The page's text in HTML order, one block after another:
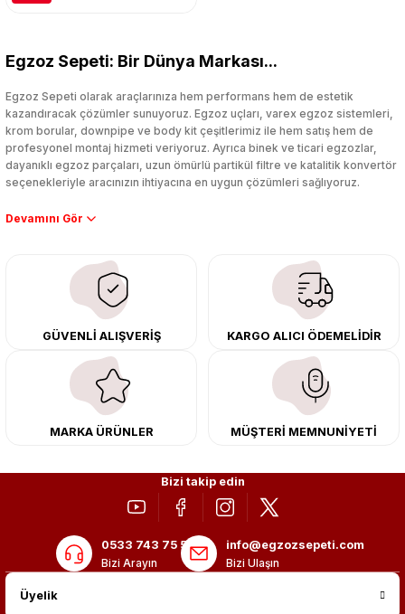
Egzoz Sepeti: Bir Dünya Markası...
Egzoz Sepeti olarak araçlarınıza hem performans hem de estetik
kazandıracak çözümler sunuyoruz. Egzoz uçları, varex egzoz sistemleri,
krom borular, downpipe ve body kit çeşitlerimiz ile hem satış hem de
profesyonel montaj hizmeti veriyoruz. Ayrıca binek ve ticari egzozlar,
dayanıklı egzoz parçaları, uzun ömürlü partikül filtre ve katalitik konvertör
seçenekleriyle aracınızın ihtiyacına en uygun çözümleri sağlıyoruz.
Performans artışı isteyen sürücüler için özel performans egzozları ve
çıkma orijinal ürünler ile yenileyebilir, body kit uygulamalarıyla aracınızın
tasarımını ve aerodinamisini üst seviyeye taşıyabilirsiniz.
Tüm ürünlerimiz orijinal, dayanıklı ve uzun ömürlüdür. İstanbul’daki montaj
merkezimizde profesyonel montaj yapıyor, Türkiye’nin her yerine güvenli
kargo ile teslimat gerçekleştiriyoruz. Aracınıza değer katmak için doğru
adres: Egzoz Sepeti.
GÜVENLİ ALIŞVERİŞ KARGO ALICI ÖDEMELİDİR
MARKA ÜRÜNLER MÜŞTERİ MEMNUNİYETİ
Bizi takip edin
0533 743 75 56
Bizi Arayın
info@egzozsepeti.com
Bizi Ulaşın
Üyelik